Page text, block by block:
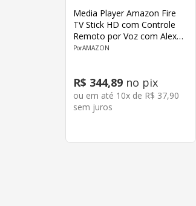
Media Player Amazon Fire
TV Stick HD com Controle
Remoto por Voz com Alexa
B0DVK166SV
AMAZON
R$ 344,89 no pix
ou em até 10x de R$ 37,90
sem juros